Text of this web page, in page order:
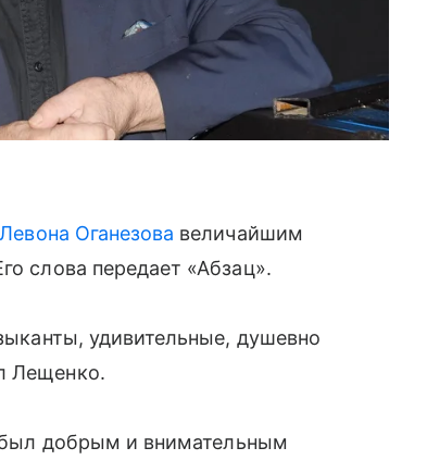
Левона Оганезова величайшим
слова передает «Абзац».
удивительные, душевно
Лещенко.
был добрым и внимательным